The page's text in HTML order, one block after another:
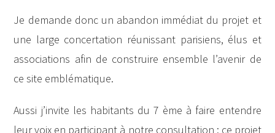
Je demande donc un abandon immédiat du projet et
une large concertation réunissant parisiens, élus et
associations afin de construire ensemble l’avenir de
ce site emblématique.
Aussi j’invite les habitants du 7 ème à faire entendre
leur voix en participant à notre consultation : ce projet